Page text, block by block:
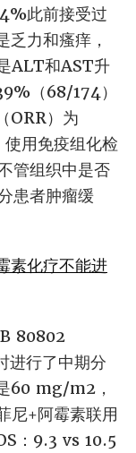
此前接受过
力和瘙痒，
ALT和AST升
（68/174）
ORR）为
用免疫组化检
管组织中是否
患者肿瘤缓
素化疗不能进
80802
行了中期分
60 mg/m2，
尼+阿霉素联用
：9.3 vs 10.5